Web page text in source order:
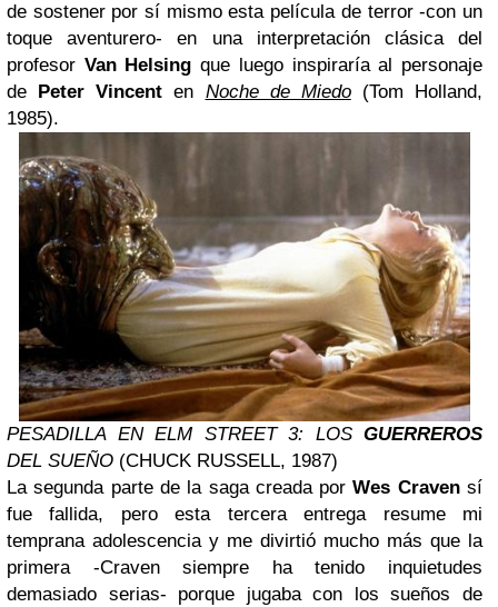
de sostener por sí mismo esta película de terror -con un
toque aventurero- en una interpretación clásica del
profesor Van Helsing que luego inspiraría al personaje
de
Peter Vincent en Noche de Miedo(Tom Holland,
1985).
PESADILLA EN ELM STREET 3: LOS GUERREROS
DEL SUEÑO (CHUCK RUSSELL, 1987)
La segunda parte de la saga creada porWes Cravensí
fue fallida, pero esta tercera entrega resume mi
temprana adolescencia y me divirtió mucho más que la
primera -Craven siempre ha tenido inquietudes
demasiado serias- porque jugaba con los sueños de